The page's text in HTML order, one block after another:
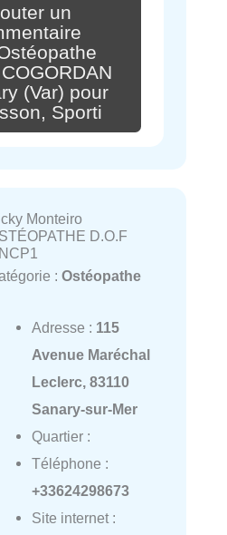
un
(Var) pour
Sporti
Monteiro
D.O.F
: Ostéopathe
Adresse : 115
Avenue Maréchal
Leclerc, 83110
Sanary-sur-Mer
Quartier :
Téléphone :
+33624298673
Site internet :